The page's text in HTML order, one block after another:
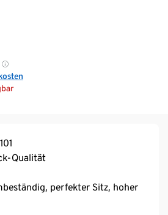
Qualität
perfekter Sitz, hoher